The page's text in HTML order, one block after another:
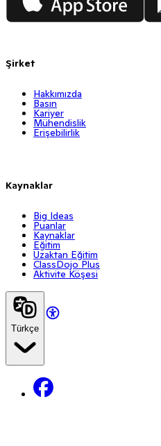
Şirket
Hakkımızda
Basın
Kariyer
Mühendislik
Erişebilirlik
Kaynaklar
Big Ideas
Puanlar
Kaynaklar
Eğitim
Uzaktan Eğitim
ClassDojo Plus
Aktivite Köşesi
Türkçe
Facebook